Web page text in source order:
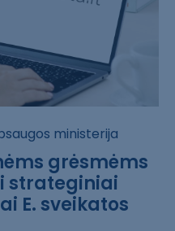
ministerija
grėsmėms
strateginiai
E. sveikatos